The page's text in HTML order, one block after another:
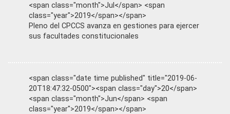
<span class="month">Jul</span> <span
class="year">2019</span></span>
Pleno del CPCCS avanza en gestiones para ejercer
sus facultades constitucionales
<span class="date time published" title="2019-06-
20T18:47:32-0500"><span class="day">20</span>
<span class="month">Jun</span> <span
class="year">2019</span></span>